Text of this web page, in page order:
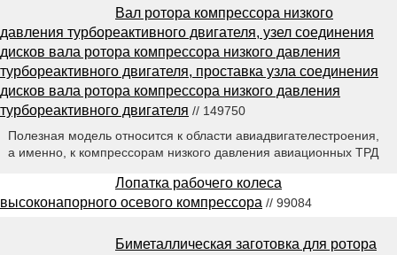
Вал ротора компрессора низкого
давления турбореактивного двигателя, узел соединения
дисков вала ротора компрессора низкого давления
турбореактивного двигателя, проставка узла соединения
дисков вала ротора компрессора низкого давления
турбореактивного двигателя // 149750
Полезная модель относится к области авиадвигателестроения,
а именно, к компрессорам низкого давления авиационных ТРД
Лопатка рабочего колеса
высоконапорного осевого компрессора // 99084
Биметаллическая заготовка для ротора